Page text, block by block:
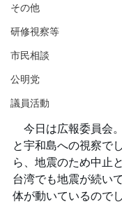
その他
研修視察等
市民相談
公明党
議員活動
今日は広報委員会
と宇和島への視察で
ら、地震のため中止
台湾でも地震が続い
体が動いているので